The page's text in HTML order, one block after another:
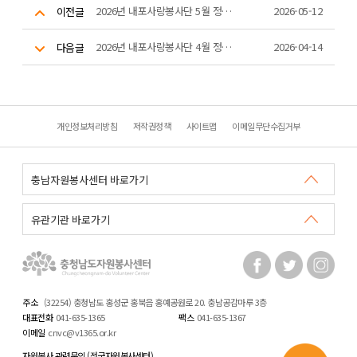
이전글 2026년 내포사랑봉사단 5월 정기 플로깅 활동 2026-05-12
다음글 2026년 내포사랑봉사단 4월 정기 플로깅 활동 2026-04-14
개인정보처리방침 저작권정책 사이트맵 이메일무단수집거부
주소 (32254) 충청남도 홍성군 홍북읍 홍예공원로 20. 충남공감마루 3층
대표전화 041-635-1365 팩스 041-635-1367
이메일 cnvc@v1365.or.kr